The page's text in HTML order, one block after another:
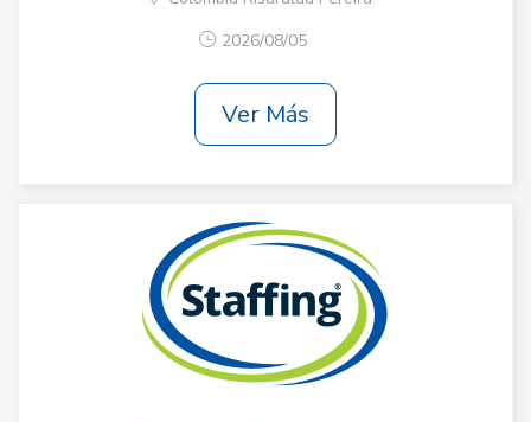
2026/08/05
Ver Más